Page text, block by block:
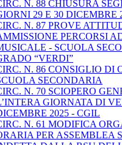
N. 88 CHIUSURA
29 E 30 DICEMBRE
N. 87 PROVE
PERCORSI
- SCUOLA
“VERDI”
N. 86 CONSIGLIO DI
SECONDARIA
N. 70 SCIOPERO
GIORNATA DI
2025 - CGIL
N. 61 MODIFICA
PER ASSEMBLEA